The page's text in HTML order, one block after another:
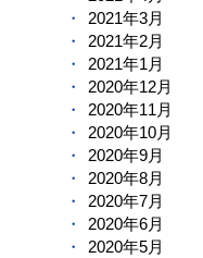
2021年3月
2021年2月
2021年1月
2020年12月
2020年11月
2020年10月
2020年9月
2020年8月
2020年7月
2020年6月
2020年5月